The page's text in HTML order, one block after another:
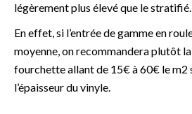
légèrement plus élevé que le stratifié.
En effet, si l’entrée de gamme en
moyenne, on recommandera plutôt
fourchette allant de 15€ à 60€ le m2
l’épaisseur du vinyle.